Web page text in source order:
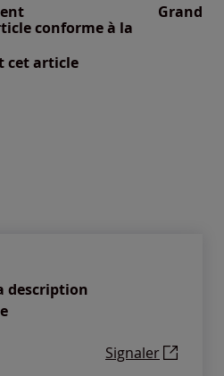
Grand
conforme à la
cet article
description
Signaler